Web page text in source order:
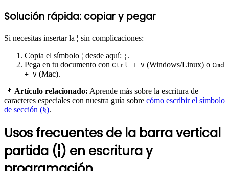
Solución rápida: copiar y pegar
Si necesitas insertar la ¦ sin complicaciones:
Copia el símbolo ¦ desde aquí: ¦ .
Pega en tu documento con Ctrl + V (Windows/Linux) o Cmd
+ V (Mac).
📌 Artículo relacionado: Aprende más sobre la escritura de
caracteres especiales con nuestra guía sobre cómo escribir el símbolo
de sección (§).
Usos frecuentes de la barra vertical
partida (¦) en escritura y